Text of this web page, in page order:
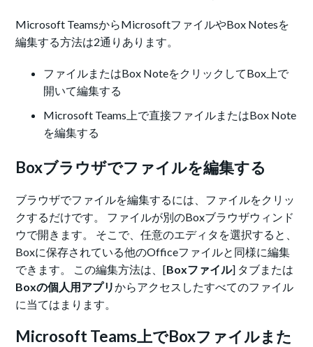
Microsoft TeamsからMicrosoftファイルやBox Notesを
編集する方法は2通りあります。
ファイルまたはBox NoteをクリックしてBox上で
開いて編集する
Microsoft Teams上で直接ファイルまたはBox Note
を編集する
Boxブラウザでファイルを編集する
ブラウザでファイルを編集するには、ファイルをクリッ
クするだけです。 ファイルが別のBoxブラウザウィンド
ウで開きます。 そこで、任意のエディタを選択すると、
Boxに保存されている他のOfficeファイルと同様に編集
できます。 この編集方法は、[Boxファイル] タブまたは
Boxの個人用アプリからアクセスしたすべてのファイル
に当てはまります。
Microsoft Teams上でBoxファイルまた